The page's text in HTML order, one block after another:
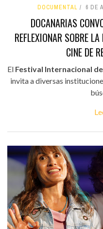
DOCUMENTAL 6 DE
DOCANARIAS
REFLEXIONAR SOBRE
CINE DE
El Festival Internacional
invita a diversas